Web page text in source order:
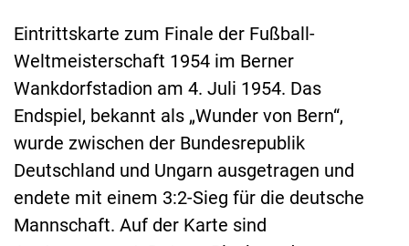
Eintrittskarte zum Finale der Fußball-
Weltmeisterschaft 1954 im Berner
Wankdorfstadion am 4. Juli 1954. Das
Endspiel, bekannt als „Wunder von Bern“,
wurde zwischen der Bundesrepublik
Deutschland und Ungarn ausgetragen und
endete mit einem 3:2-Sieg für die deutsche
Mannschaft. Auf der Karte sind